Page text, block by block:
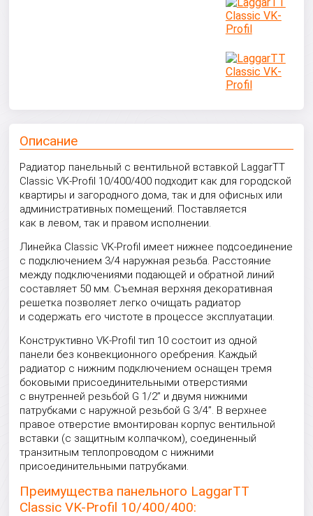
Описание
Радиатор панельный с вентильной вставкой LaggarTT
Classic VK-Profil 10/400/400 подходит как для городской
квартиры и загородного дома, так и для офисных или
административных помещений. Поставляется
как в левом, так и правом исполнении.
Линейка Classic VK-Profil имеет нижнее подсоединение
с подключением 3/4 наружная резьба. Расстояние
между подключениями подающей и обратной линий
составляет 50 мм. Съемная верхняя декоративная
решетка позволяет легко очищать радиатор
и содержать его чистоте в процессе эксплуатации.
Конструктивно VK-Profil тип 10 состоит из одной
панели без конвекционного оребрения. Каждый
радиатор с нижним подключением оснащен тремя
боковыми присоединительными отверстиями
с внутренней резьбой G 1/2” и двумя нижними
патрубками с наружной резьбой G 3/4”. В верхнее
правое отверстие вмонтирован корпус вентильной
вставки (с защитным колпачком), соединенный
транзитным теплопроводом с нижними
присоединительными патрубками.
Преимущества панельного LaggarTT
Classic VK-Profil 10/400/400: